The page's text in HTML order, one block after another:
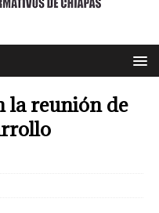
la reunión de